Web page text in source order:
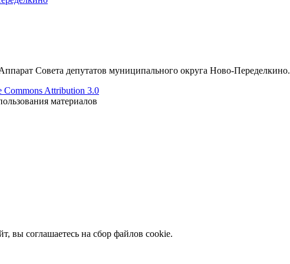
Совета депутатов муниципального округа Ново-Переделкино.
Commons Attribution 3.0
материалов
вы соглашаетесь на сбор файлов cookie.